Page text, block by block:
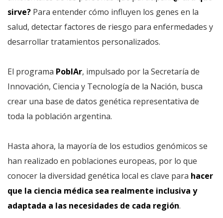
sirve? Para entender cómo influyen los genes en la
salud, detectar factores de riesgo para enfermedades y
desarrollar tratamientos personalizados.
El programa PoblAr, impulsado por la Secretaría de
Innovación, Ciencia y Tecnología de la Nación, busca
crear una base de datos genética representativa de
toda la población argentina.
Hasta ahora, la mayoría de los estudios genómicos se
han realizado en poblaciones europeas, por lo que
conocer la diversidad genética local es clave para hacer
que la ciencia médica sea realmente inclusiva y
adaptada a las necesidades de cada región.